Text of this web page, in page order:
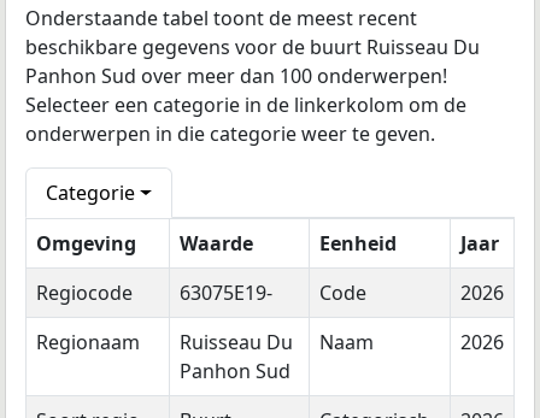
Onderstaande tabel toont de meest recent
beschikbare gegevens voor de buurt Ruisseau Du
Panhon Sud over meer dan 100 onderwerpen!
Selecteer een categorie in de linkerkolom om de
onderwerpen in die categorie weer te geven.
Categorie
Omgeving
Waarde Eenheid
Jaar
Regiocode
63075E19- Code
2026
Regionaam
Ruisseau Du
Panhon Sud
Naam 2026